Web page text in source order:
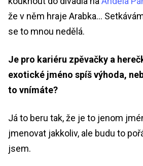
že v něm hraje Arabka…
se to mnou nedělá.
Je pro kariéru zpěvačky a
exotické jméno spíš výhoda,
to vnímáte?
Já to beru tak, že je to jenom
jmenovat jakkoliv, ale budu to
jsem.